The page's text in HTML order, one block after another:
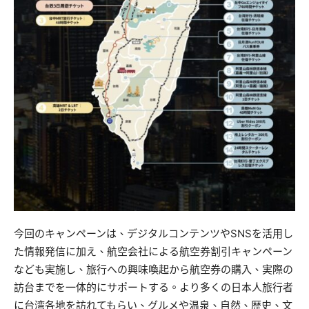
今回のキャンペーンは、デジタルコンテンツやSNSを活用し
た情報発信に加え、航空会社による航空券割引キャンペーン
なども実施し、旅行への興味喚起から航空券の購入、実際の
訪台までを一体的にサポートする。より多くの日本人旅行者
に台湾各地を訪れてもらい、グルメや温泉、自然、歴史、文